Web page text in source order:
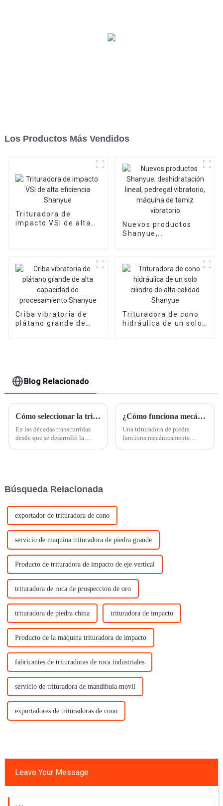
Los Productos Más Vendidos
Trituradora de
impacto VSI de alta
Nuevos productos
Shanyue,
vibratorio
Criba vibratoria de
plátano grande de
Trituradora de cono
hidráulica de un solo
Blog Relacionado
Cómo seleccionar la trituradora adecuada
En las décadas transcurridas
desde que se desarrolló la
común, la trituradora de
cono...
¿Cómo funciona mecánicamente una trituradora de piedra?
Una trituradora de piedra
funciona mecánicamente
Búsqueda Relacionada
exportador de trituradora de cono
servicio de maquina trituradora de piedra grande
Producto de trituradora de impacto de eje vertical
trituradora de roca de prospeccion de oro
trituradora de piedra china trituradora de impacto
Producto de la máquina trituradora de impacto
fabricantes de trituradoras de roca industriales
servicio de trituradora de mandibula movil
exportadores de trituradoras de cono
Leave Your Message